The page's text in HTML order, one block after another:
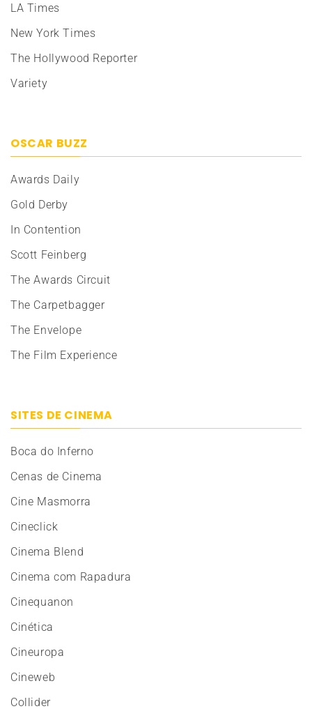
LA Times
New York Times
The Hollywood Reporter
Variety
OSCAR BUZZ
Awards Daily
Gold Derby
In Contention
Scott Feinberg
The Awards Circuit
The Carpetbagger
The Envelope
The Film Experience
SITES DE CINEMA
Boca do Inferno
Cenas de Cinema
Cine Masmorra
Cineclick
Cinema Blend
Cinema com Rapadura
Cinequanon
Cinética
Cineuropa
Cineweb
Collider